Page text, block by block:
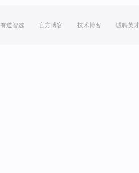
有道智选 官方博客 技术博客 诚聘英才